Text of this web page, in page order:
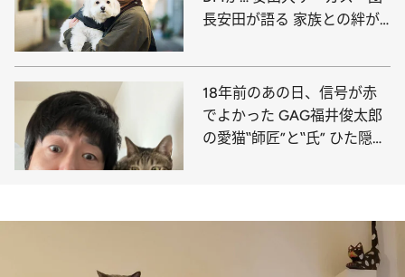
長安田が語る 家族との絆が
18年前のあの日、信号が赤
でよかった GAG福井俊太郎
の愛猫‟師匠”と‟氏” ひた隠し